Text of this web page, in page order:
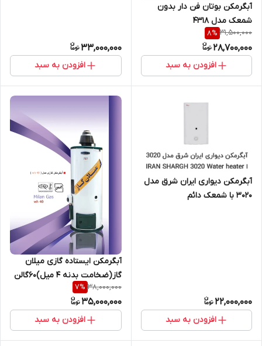
آبگرمکن بوتان فن دار بدون
شمعک مدل 4318
31,500,000
8%
28,700,000
افزودن به سبد
33,000,000
افزودن به سبد
آبگرمکن دیواری ایران شرق مدل
3020 با شمعک دائم
22,000,000
افزودن به سبد
آبگرمکن ایستاده گازی میلان
گاز(ضخامت بدنه 4 میل)60گالن
38,000,000
7%
35,000,000
افزودن به سبد